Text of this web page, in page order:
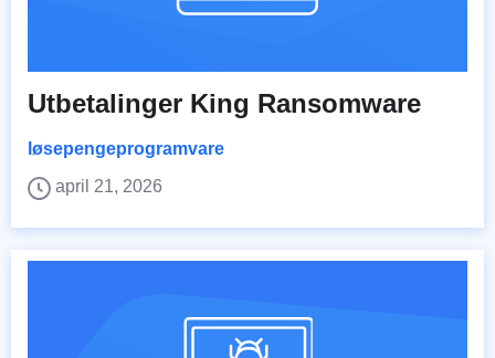
Utbetalinger King Ransomware
løsepengeprogramvare
april 21, 2026